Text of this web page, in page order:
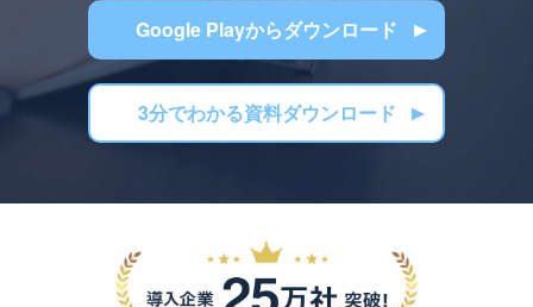
Google Playからダウンロード
3分でわかる資料ダウンロード